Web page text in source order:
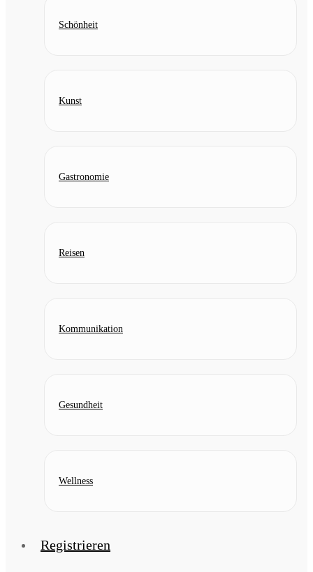
Schönheit
Kunst
Gastronomie
Reisen
Kommunikation
Gesundheit
Wellness
Registrieren